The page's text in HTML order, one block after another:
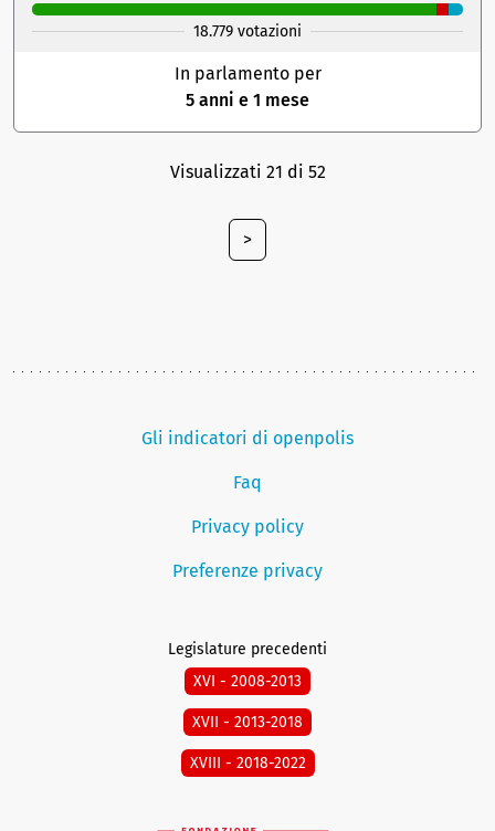
18.779 votazioni
In parlamento per
5 anni e 1 mese
Visualizzati 21 di 52
>
Gli indicatori di openpolis
Faq
Privacy policy
Preferenze privacy
Legislature precedenti
XVI - 2008-2013
XVII - 2013-2018
XVIII - 2018-2022